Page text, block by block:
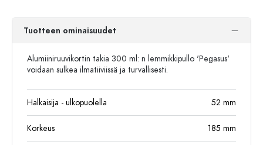
Tuotteen ominaisuudet
Alumiiniruuvikortin takia 300 ml: n lemmikkipullo 'Pegasus'
voidaan sulkea ilmatiiviissä ja turvallisesti.
Halkaisija - ulkopuolella 52 mm
Korkeus 185 mm